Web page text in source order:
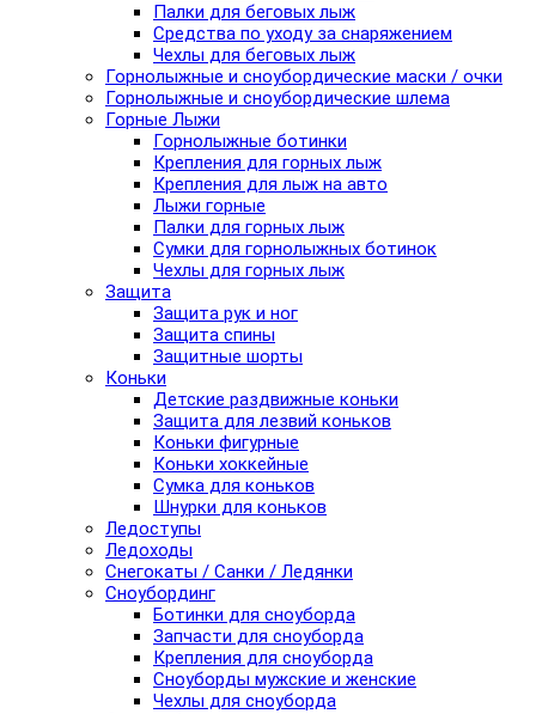
Палки для беговых лыж
Средства по уходу за снаряжением
Чехлы для беговых лыж
Горнолыжные и сноубордические маски / очки
Горнолыжные и сноубордические шлема
Горные Лыжи
Горнолыжные ботинки
Крепления для горных лыж
Крепления для лыж на авто
Лыжи горные
Палки для горных лыж
Сумки для горнолыжных ботинок
Чехлы для горных лыж
Защита
Защита рук и ног
Защита спины
Защитные шорты
Коньки
Детские раздвижные коньки
Защита для лезвий коньков
Коньки фигурные
Коньки хоккейные
Сумка для коньков
Шнурки для коньков
Ледоступы
Ледоходы
Снегокаты / Санки / Ледянки
Сноубординг
Ботинки для сноуборда
Запчасти для сноуборда
Крепления для сноуборда
Сноуборды мужские и женские
Чехлы для сноуборда